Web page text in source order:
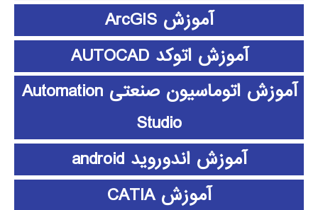
آموزش ArcGIS
آموزش اتوکد AUTOCAD
آموزش اتوماسیون صنعتی Automation
Studio
آموزش اندوروید android
آموزش CATIA